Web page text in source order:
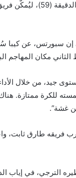
وسجّل هدف اللقاء الوحيد
إن سبورتس، عن كيبا
مكان المهاجم
جيد، من خلال
للكرة ممتازة.
غشة”.
طارق ثابت،
الترجي، في